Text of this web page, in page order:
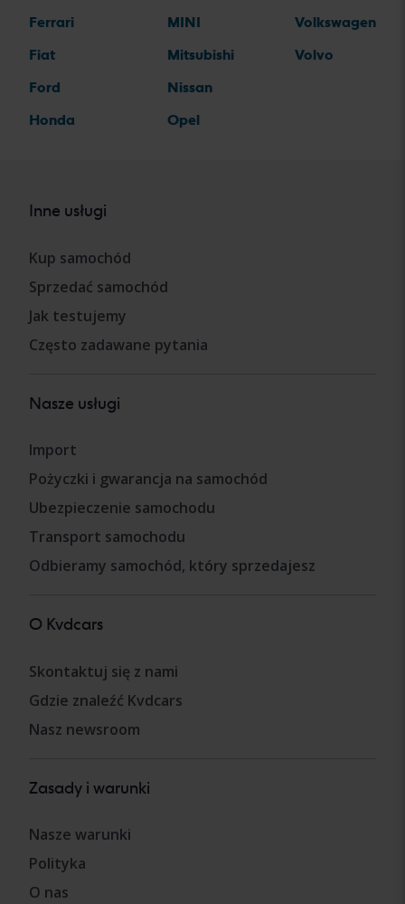
Ferrari
Fiat
Ford
Honda
MINI
Mitsubishi
Nissan
Opel
Volkswagen
Volvo
Inne usługi
Kup samochód
Sprzedać samochód
Jak testujemy
Często zadawane pytania
Nasze usługi
Import
Pożyczki i gwarancja na samochód
Ubezpieczenie samochodu
Transport samochodu
Odbieramy samochód, który sprzedajesz
O Kvdcars
Skontaktuj się z nami
Gdzie znaleźć Kvdcars
Nasz newsroom
Zasady i warunki
Nasze warunki
Polityka
O nas